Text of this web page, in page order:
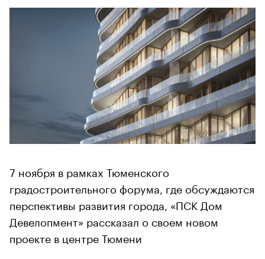
7 ноября в рамках Тюменского
градостроительного форума, где обсуждаются
перспективы развития города, «ПСК Дом
Девелопмент» рассказал о своем новом
проекте в центре Тюмени